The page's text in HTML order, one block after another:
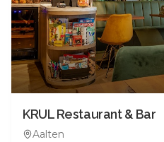
KRUL Restaurant & Bar
Aalten